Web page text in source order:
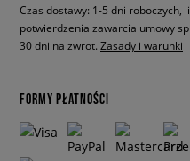
Czas dostawy: 1-5 dni roboczych,
potwierdzenia zawarcia umowy
30 dni na zwrot. Zasady i warunki
FORMY PŁATNOŚCI